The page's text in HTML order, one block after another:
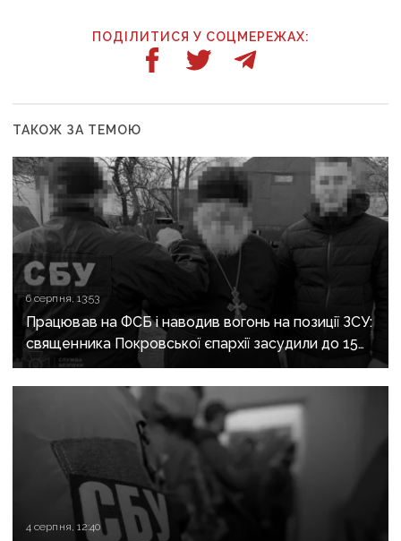
ПОДІЛИТИСЯ У СОЦМЕРЕЖАХ:
ТАКОЖ ЗА ТЕМОЮ
6 серпня, 13:53
Працював на ФСБ і наводив вогонь на позиції ЗСУ:
священника Покровської єпархії засудили до 15
років
4 серпня, 12:40